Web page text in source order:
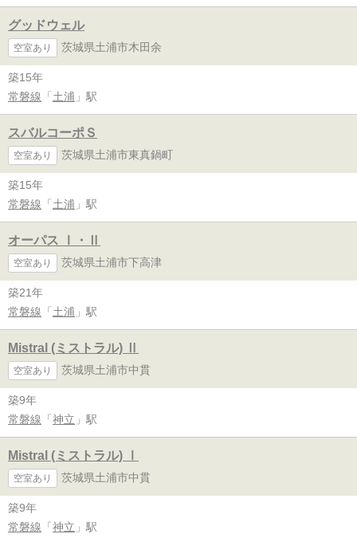
グッドウェル
空室あり 茨城県土浦市木田余
築15年
常磐線 「 土浦 」駅
スバルコーポＳ
空室あり 茨城県土浦市東真鍋町
築15年
常磐線 「 土浦 」駅
オーパス Ⅰ・Ⅱ
空室あり 茨城県土浦市下高津
築21年
常磐線 「 土浦 」駅
Mistral (ミストラル) Ⅱ
空室あり 茨城県土浦市中貫
築9年
常磐線 「 神立 」駅
Mistral (ミストラル) Ⅰ
空室あり 茨城県土浦市中貫
築9年
常磐線 「 神立 」駅